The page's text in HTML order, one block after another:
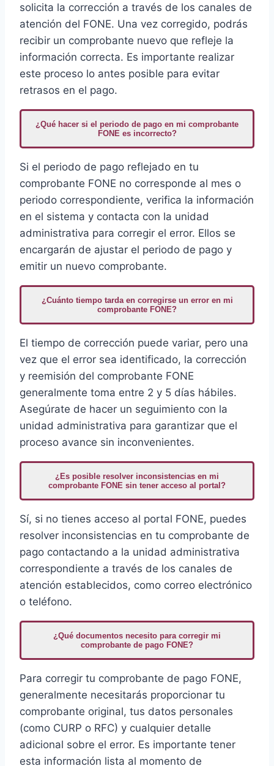
solicita la corrección a través de los canales de
atención del FONE. Una vez corregido, podrás
recibir un comprobante nuevo que refleje la
información correcta. Es importante realizar
este proceso lo antes posible para evitar
retrasos en el pago.
¿Qué hacer si el periodo de pago en mi comprobante
FONE es incorrecto?
Si el periodo de pago reflejado en tu
comprobante FONE no corresponde al mes o
periodo correspondiente, verifica la información
en el sistema y contacta con la unidad
administrativa para corregir el error. Ellos se
encargarán de ajustar el periodo de pago y
emitir un nuevo comprobante.
¿Cuánto tiempo tarda en corregirse un error en mi
comprobante FONE?
El tiempo de corrección puede variar, pero una
vez que el error sea identificado, la corrección
y reemisión del comprobante FONE
generalmente toma entre 2 y 5 días hábiles.
Asegúrate de hacer un seguimiento con la
unidad administrativa para garantizar que el
proceso avance sin inconvenientes.
¿Es posible resolver inconsistencias en mi
comprobante FONE sin tener acceso al portal?
Sí, si no tienes acceso al portal FONE, puedes
resolver inconsistencias en tu comprobante de
pago contactando a la unidad administrativa
correspondiente a través de los canales de
atención establecidos, como correo electrónico
o teléfono.
¿Qué documentos necesito para corregir mi
comprobante de pago FONE?
Para corregir tu comprobante de pago FONE,
generalmente necesitarás proporcionar tu
comprobante original, tus datos personales
(como CURP o RFC) y cualquier detalle
adicional sobre el error. Es importante tener
esta información lista al momento de